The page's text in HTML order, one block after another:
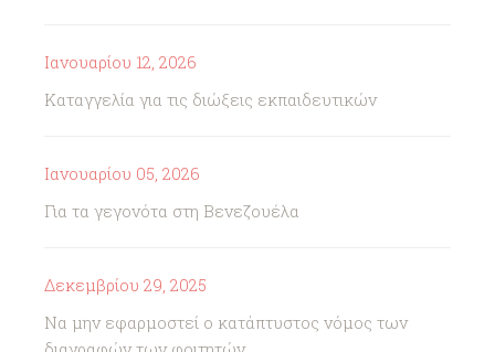
Ιανουαρίου 12, 2026
Καταγγελία για τις διώξεις εκπαιδευτικών
Ιανουαρίου 05, 2026
Για τα γεγονότα στη Βενεζουέλα
Δεκεμβρίου 29, 2025
Να μην εφαρμοστεί ο κατάπτυστος νόμος των